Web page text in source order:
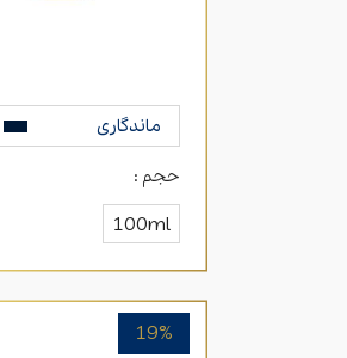
ماندگاری
حجم :
100ml
19%